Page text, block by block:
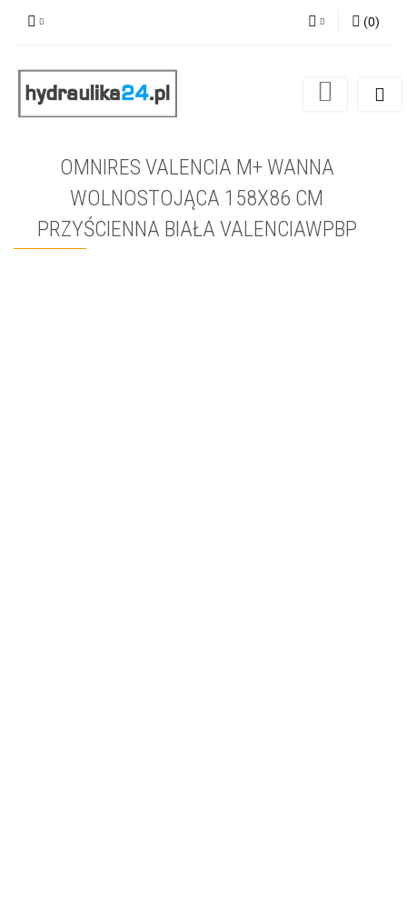
Zarejestruj się
(0)
OMNIRES VALENCIA M+ WANNA
WOLNOSTOJĄCA 158X86 CM
PRZYŚCIENNA BIAŁA VALENCIAWPBP